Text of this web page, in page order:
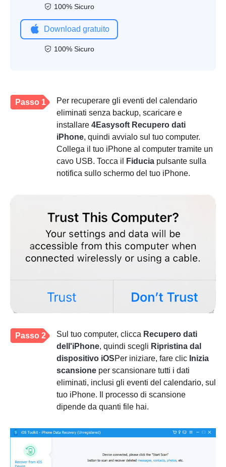
100% Sicuro
Download gratuito
100% Sicuro
Passo 1
Per recuperare gli eventi del calendario
eliminati senza backup, scaricare e
installare 4Easysoft Recupero dati
iPhone, quindi avvialo sul tuo computer.
Collega il tuo iPhone al computer tramite un
cavo USB. Tocca il
Fiducia pulsante sulla
notifica sullo schermo del tuo iPhone.
Passo 2 Sul tuo computer, clicca Recupero dati
dell'iPhone, quindi scegli Ripristina dal
dispositivo iOSPer iniziare, fare clic Inizia
scansione per scansionare tutti i dati
eliminati, inclusi gli eventi del calendario, sul
tuo iPhone. Il processo di scansione
dipende da quanti file hai.